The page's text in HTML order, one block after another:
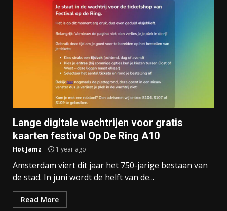
Lange digitale wachtrijen voor gratis
kaarten festival Op De Ring A10
Hot Jamz 1 year ago
Amsterdam viert dit jaar het 750-jarige bestaan van
de stad. In juni wordt de helft van de...
Read More